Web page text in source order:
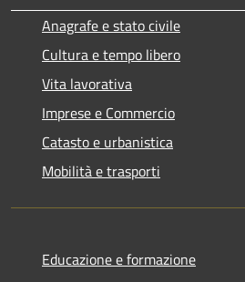
Anagrafe e stato civile
Cultura e tempo libero
Vita lavorativa
Imprese e Commercio
Catasto e urbanistica
Mobilità e trasporti
Educazione e formazione